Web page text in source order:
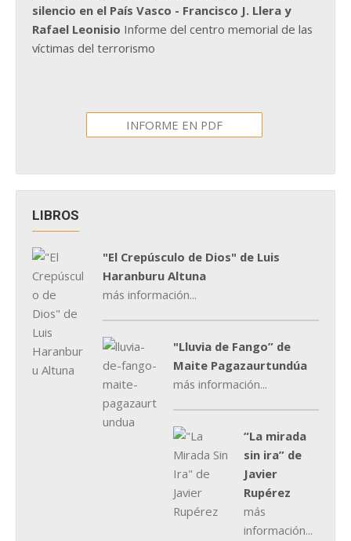
silencio en el País Vasco - Francisco J. Llera y
Rafael Leonisio Informe del centro memorial de las
víctimas del terrorismo
INFORME EN PDF
LIBROS
"El Crepúsculo de Dios" de Luis
Haranburu Altuna
más información...
"Lluvia de Fango” de
Maite Pagazaurtundúa
más información...
“La mirada
sin ira” de
Javier
Rupérez
más
información...